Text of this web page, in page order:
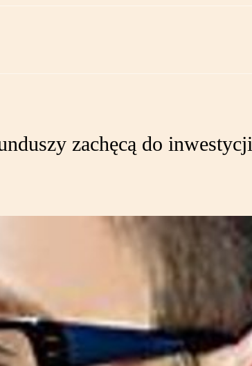
zachęcą do inwestycji